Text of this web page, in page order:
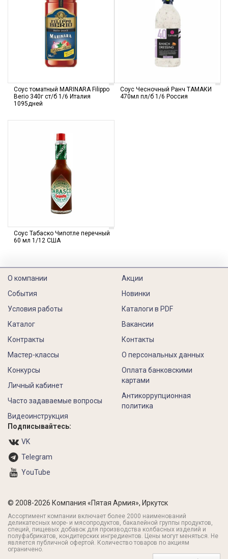
Соус томатный MARINARA Filippo
Berio 340г ст/б 1/6 Италия
1095дней
Соус Чесночный Ранч ТАМАКИ
470мл пл/б 1/6 Россия
Соус Табаско Чипотле перечный
60 мл 1/12 США
О компании
События
Условия работы
Каталог
Контракты
Акции
Новинки
Каталоги в PDF
Вакансии
Контакты
Мастер-классы
Конкурсы
Личный кабинет
Часто задаваемые вопросы
Видеоинструкция
О персональных данных
Оплата банковскими
картами
Антикоррупционная
политика
Подписывайтесь:
VK
Telegram
YouTube
© 2008-2026 Компания «Пятая Армия», Иркутск
Ассортимент компании включает более 2000 наименований
деликатесных море- и мясопродуктов, бакалейной группы продуктов,
специй, пищевых добавок для производства колбасных изделий и
полуфабрикатов, кондитерских ингредиентов. Цены могут меняться. Не
является публичной офертой. Количество товаров по акциям
ограничено.